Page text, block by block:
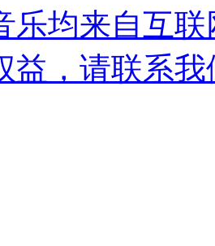
乐均来自互
益，请联系